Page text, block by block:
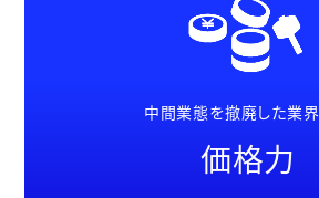
中間業態を撤廃した業
価格力